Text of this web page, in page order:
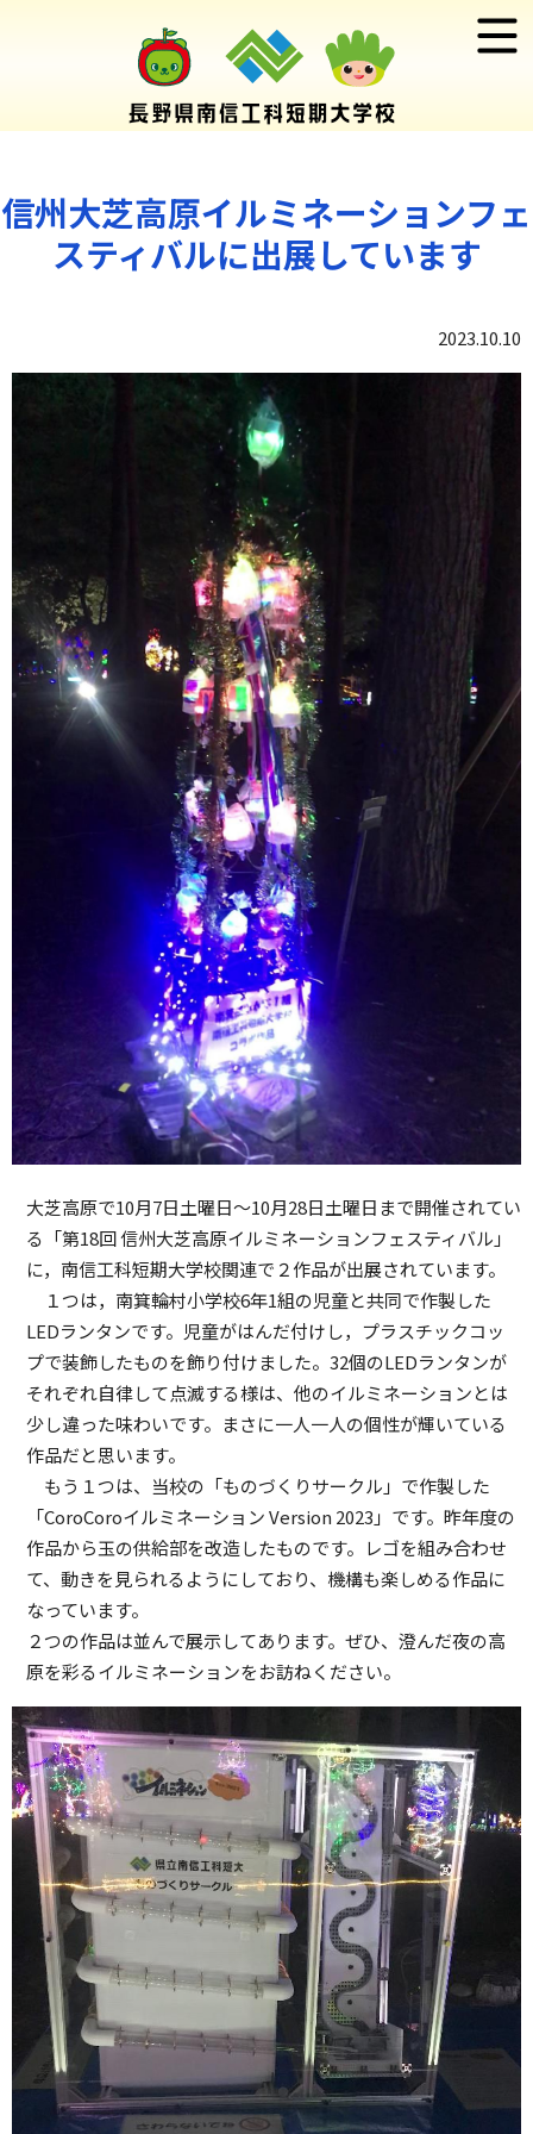
信州大芝高原イルミネーションフェ
スティバルに出展しています
2023.10.10
大芝高原で10月7日土曜日～10月28日土曜日まで開催されてい
る「第18回 信州大芝高原イルミネーションフェスティバル」
に，南信工科短期大学校関連で２作品が出展されています。
１つは，南箕輪村小学校6年1組の児童と共同で作製した
LEDランタンです。児童がはんだ付けし，プラスチックコッ
プで装飾したものを飾り付けました。32個のLEDランタンが
それぞれ自律して点滅する様は、他のイルミネーションとは
少し違った味わいです。まさに一人一人の個性が輝いている
作品だと思います。
もう１つは、当校の「ものづくりサークル」で作製した
「CoroCoroイルミネーション Version 2023」です。昨年度の
作品から玉の供給部を改造したものです。レゴを組み合わせ
て、動きを見られるようにしており、機構も楽しめる作品に
なっています。
２つの作品は並んで展示してあります。ぜひ、澄んだ夜の高
原を彩るイルミネーションをお訪ねください。